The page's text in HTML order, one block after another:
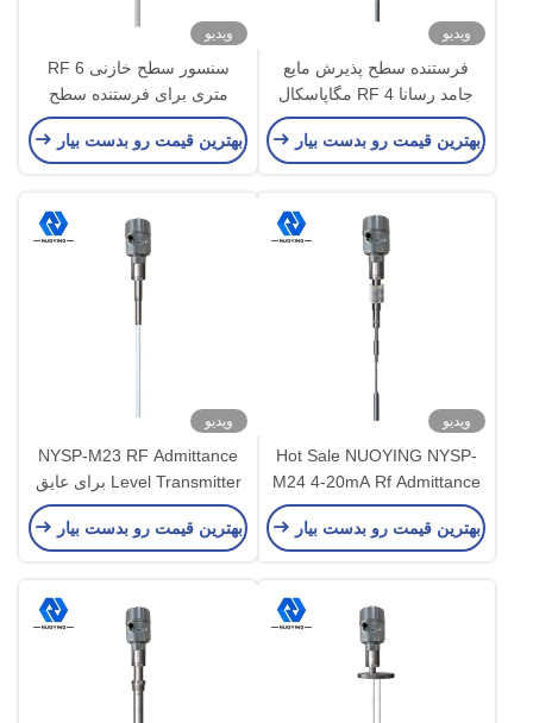
ویدیو
فرستنده سطح پذیرش مایع
جامد رسانا RF 4 مگاپاسکال
منهای 40 تا 800 درجه
بهترین قیمت رو بدست بیار
ویدیو
سنسور سطح خازنی RF 6
متری برای فرستنده سطح
خازنی مایع خورنده قوی
بهترین قیمت رو بدست بیار
ویدیو
Hot Sale NUOYING NYSP-
M24 4-20mA Rf Admittance
Capacitive Level Meter
بهترین قیمت رو بدست بیار
ویدیو
NYSP-M23 RF Admittance
Level Transmitter برای عایق
کاری جامدات با دمای فوق
العاده بالا با پایداری بالا
بهترین قیمت رو بدست بیار